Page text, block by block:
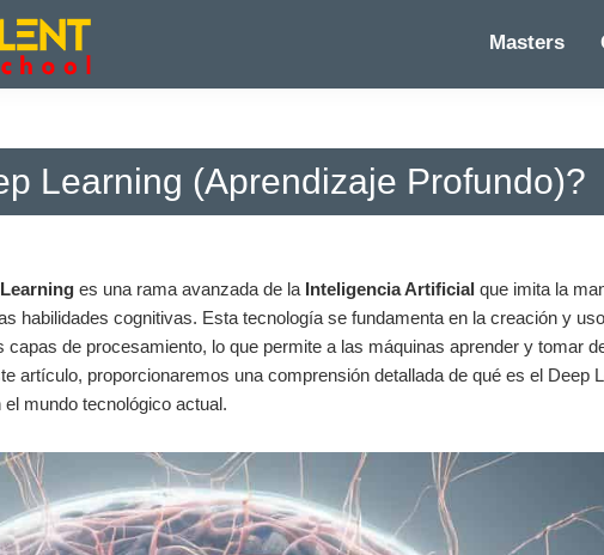
Masters
Learning (Aprendizaje Profundo)?
es una rama ​avanzada de la⁢ Inteligencia Artificial que ⁣imita la
habilidades cognitivas. Esta tecnología se ⁤fundamenta en la creación‌ y
⁢capas de procesamiento, lo⁤ que permite a las máquinas aprender y tomar
artículo, proporcionaremos una comprensión detallada de qué‌ es el⁣ Deep
​mundo tecnológico actual.